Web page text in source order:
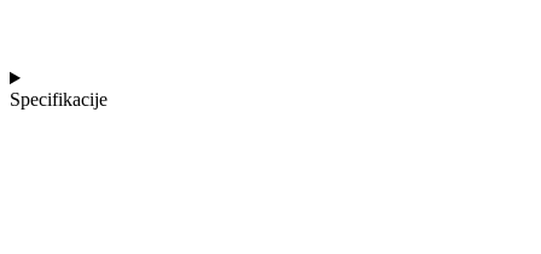
Specifikacije